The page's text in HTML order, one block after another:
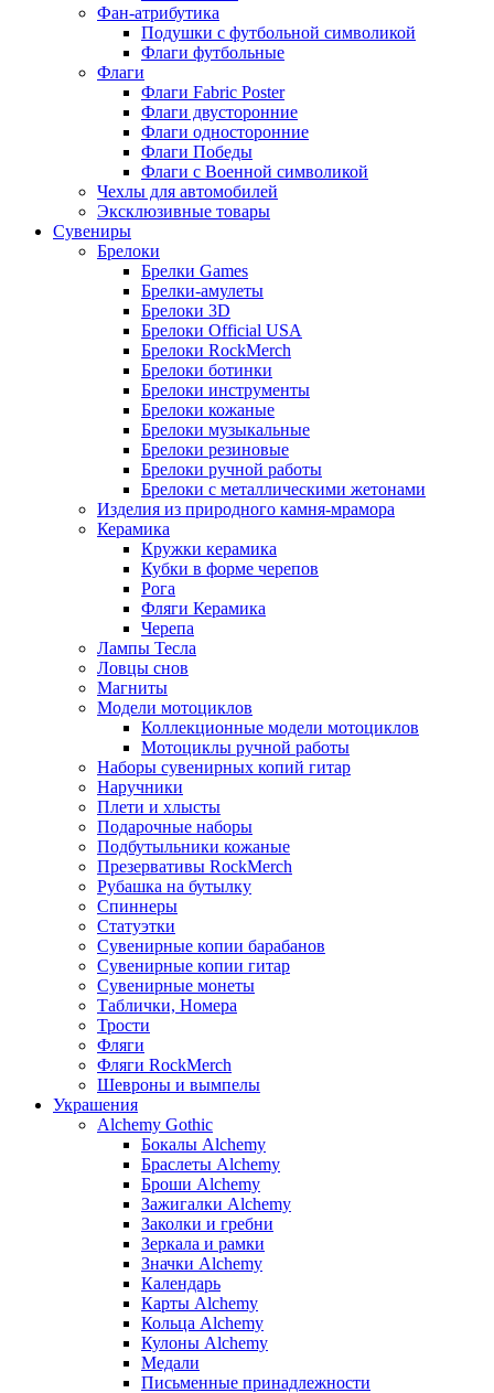
Фан-атрибутика
Подушки с футбольной символикой
Флаги футбольные
Флаги
Флаги Fabric Poster
Флаги двусторонние
Флаги односторонние
Флаги Победы
Флаги с Военной символикой
Чехлы для автомобилей
Эксклюзивные товары
Сувениры
Брелоки
Брелки Games
Брелки-амулеты
Брелоки 3D
Брелоки Official USA
Брелоки RockMerch
Брелоки ботинки
Брелоки инструменты
Брелоки кожаные
Брелоки музыкальные
Брелоки резиновые
Брелоки ручной работы
Брелоки с металлическими жетонами
Изделия из природного камня-мрамора
Керамика
Кружки керамика
Кубки в форме черепов
Рога
Фляги Керамика
Черепа
Лампы Тесла
Ловцы снов
Магниты
Модели мотоциклов
Коллекционные модели мотоциклов
Мотоциклы ручной работы
Наборы сувенирных копий гитар
Наручники
Плети и хлысты
Подарочные наборы
Подбутыльники кожаные
Презервативы RockMerch
Рубашка на бутылку
Спиннеры
Статуэтки
Сувенирные копии барабанов
Сувенирные копии гитар
Сувенирные монеты
Таблички, Номера
Трости
Фляги
Фляги RockMerch
Шевроны и вымпелы
Украшения
Alchemy Gothic
Бокалы Alchemy
Браслеты Alchemy
Броши Alchemy
Зажигалки Alchemy
Заколки и гребни
Зеркала и рамки
Значки Alchemy
Календарь
Карты Alchemy
Кольца Alchemy
Кулоны Alchemy
Медали
Письменные принадлежности